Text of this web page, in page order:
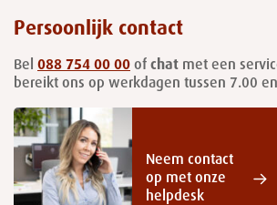
Persoonlijk contact
Bel 088 754 00 00 of chat met een
bereikt ons op werkdagen tussen 7.00
Neem contact
op met onze
helpdesk